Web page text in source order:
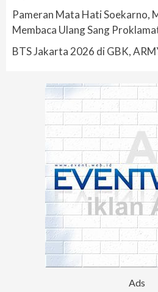
Pameran Mata Hati Soekarno,
Membaca Ulang Sang
BTS Jakarta 2026 di GBK,
Ads